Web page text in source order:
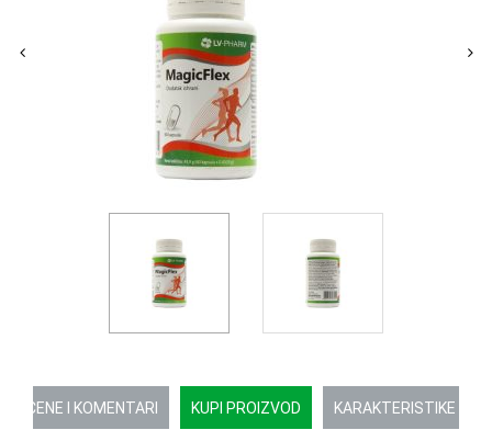
OCENE I KOMENTARI KUPI PROIZVOD KARAKTERISTIKE